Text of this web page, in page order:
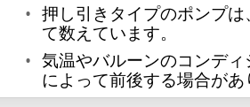
押し引きタイプのポンプは
て数えています。
気温やバルーンのコンデ
によって前後する場合があ